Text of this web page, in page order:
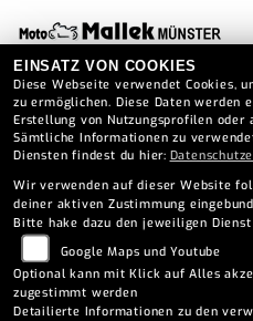
EINSATZ VON COOKIES
Diese Webseite verwendet Cookies,
zu ermöglichen. Diese Daten werden
Erstellung von Nutzungsprofilen
Sämtliche Informationen zu
Diensten findest du hier:
Wir verwenden auf dieser Website
deiner aktiven Zustimmung
Bitte hake dazu den jeweiligen
Google Maps und Youtube
Optional kann mit Klick auf Alles
zugestimmt werden
Detailierte Informationen zu den